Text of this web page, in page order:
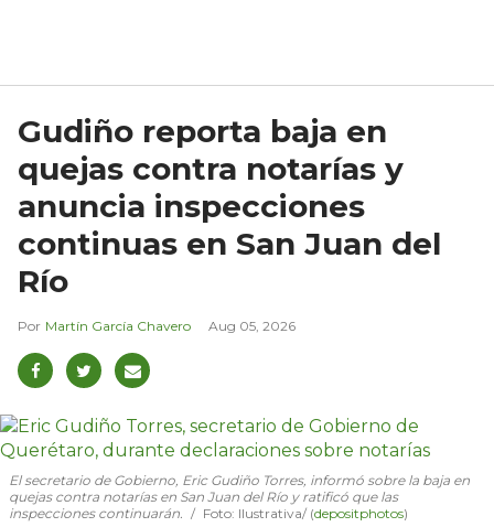
Gudiño reporta baja en
quejas contra notarías y
anuncia inspecciones
continuas en San Juan del
Río
Martín García Chavero Aug 05, 2026
El secretario de Gobierno, Eric Gudiño Torres, informó sobre la baja en
quejas contra notarías en San Juan del Río y ratificó que las
inspecciones continuarán.
Foto: Ilustrativa/ (depositphotos)